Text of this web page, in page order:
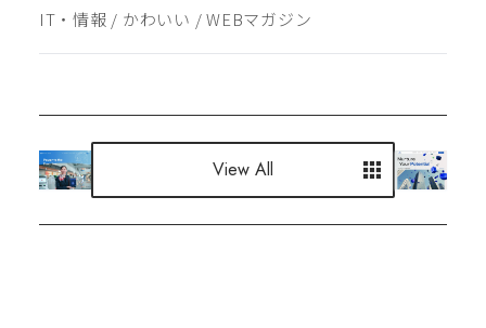
IT・情報 / かわいい / WEBマガジン
View All
View All